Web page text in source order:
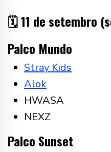
🗓️ 11 de setembro
Palco Mundo
Stray Kids
Alok
HWASA
NEXZ
Palco Sunset